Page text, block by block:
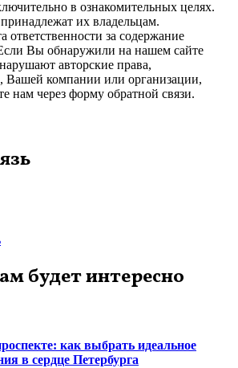
в ознакомительных целях.
их владельцам.
ответственности за содержание
Вы обнаружили на нашем сайте
авторские права,
компании или организации,
нам через форму обратной связи.
будет интересно
как выбрать идеальное
в сердце Петербурга